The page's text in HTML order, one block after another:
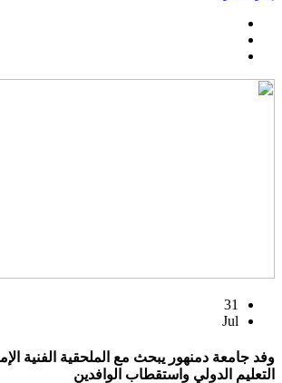
31
Jul
وفد جامعة دمنهور يبحث مع الملحقية الفنية
التعليم الدولي واستقطاب الوافدين